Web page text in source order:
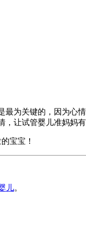
为关键的，因为
让试管婴儿准妈妈
宝宝！
儿。